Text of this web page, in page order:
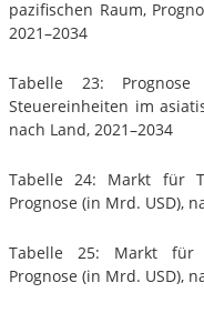
pazifischen Raum,
2021–2034
Tabelle 23:
Steuereinheiten im
nach Land, 2021–2034
Tabelle 24: Markt für
Prognose (in Mrd. USD),
Tabelle 25: Markt für
Prognose (in Mrd. USD),